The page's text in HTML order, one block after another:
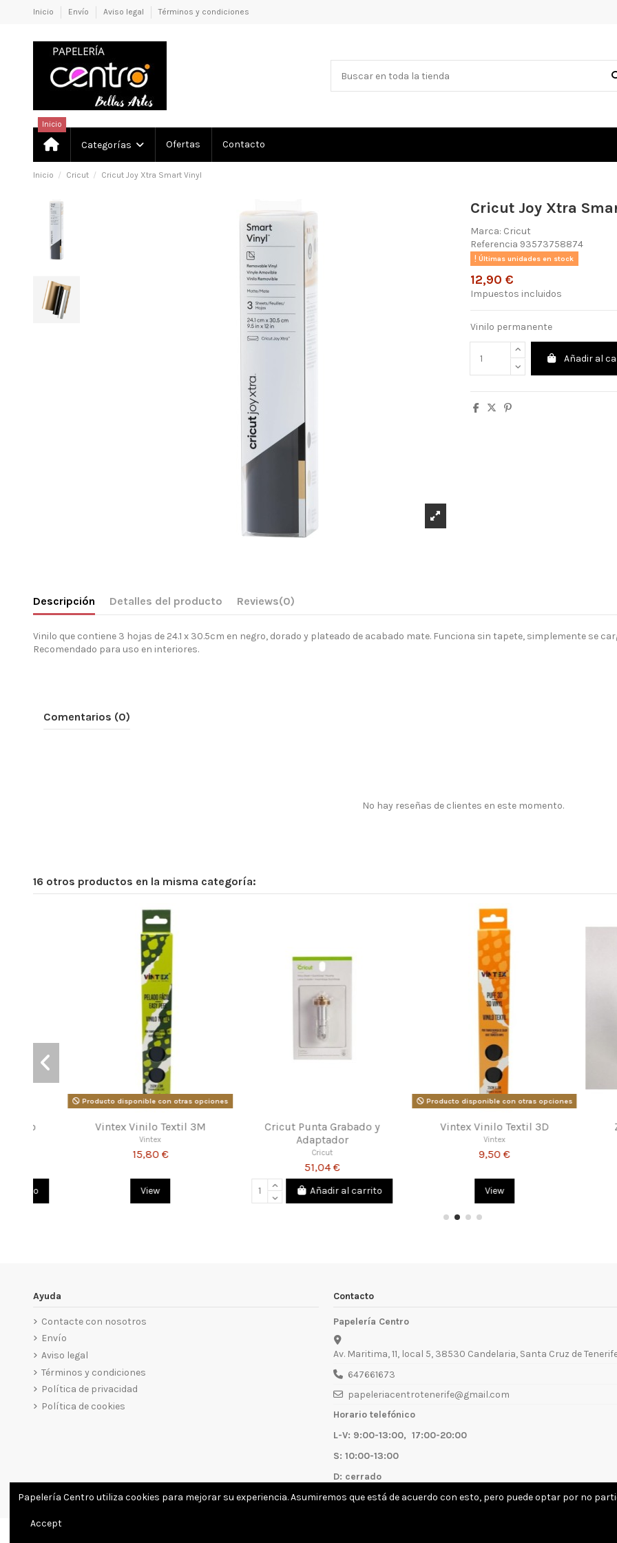
Inicio Envío Aviso legal Términos y condiciones
Inicio
Categorías Ofertas Contacto
Inicio Cricut Cricut Joy Xtra Smart Vinyl
Cricut Joy Xtra
Marca: Cricut
Referencia 93573758874
Últimas unidades en stock
12,90 €
Impuestos incluidos
Vinilo permanente
Añadir al
Descripción Detalles del producto Reviews(0)
Vinilo que contiene 3 hojas de 24.1 x 30.5cm en negro, dorado y plateado de acabado mate. Funciona sin tapete, simplemente se
Recomendado para uso en interiores.
Comentarios (0)
No hay reseñas de clientes en este momento.
16 otros productos en la misma categoría:
Fuera de stock
Loklik 3 Tapetes Estandar
12,70 €
Vintex Vinilo Adhesivo
Vintex
Añadir al carrito
Vintex Vinilo Textil Reflectante
11,80 €
Añadir al carrito
Ayuda
Contacte con nosotros
Envío
Aviso legal
Términos y condiciones
Política de privacidad
Política de cookies
Contacto
Papelería Centro
Av. Maritima, 11, local 5, 38530 Candelaria, Santa Cruz de
647661673
papeleriacentrotenerife@gmail.com
Horario telefónico
L-V: 9:00-13:00, 17:00-20:00
S: 10:00-13:00
D: cerrado
Papelería Centro utiliza cookies para mejorar su experiencia. Asumiremos que está de acuerdo con esto, pero puede optar por no
Accept